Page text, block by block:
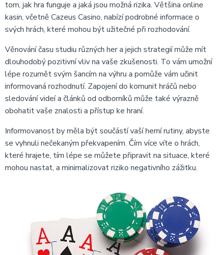
tom, jak hra funguje a jaká jsou možná rizika. Většina online
kasin, včetně Cazeus Casino, nabízí podrobné informace o
svých hrách, které mohou být užitečné při rozhodování.
Věnování času studiu různých her a jejich strategií může mít
dlouhodobý pozitivní vliv na vaše zkušenosti. To vám umožní
lépe rozumět svým šancím na výhru a pomůže vám učinit
informovaná rozhodnutí. Zapojení do komunit hráčů nebo
sledování videí a článků od odborníků může také výrazně
obohatit vaše znalosti a přístup ke hraní.
Informovanost by měla být součástí vaší herní rutiny, abyste
se vyhnuli nečekaným překvapením. Čím více víte o hrách,
které hrajete, tím lépe se můžete připravit na situace, které
mohou nastat, a minimalizovat riziko negativního zážitku.